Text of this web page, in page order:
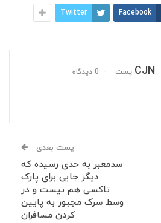
Facebook
Twitter
CJN 0 دیدگاه
پست بعدی
سدمعبر به حدی رسیده که
دیگر جایی برای پارک
تاکسی هم نیست و در
وسط سرک مجبور به پایین
کردن مسافران